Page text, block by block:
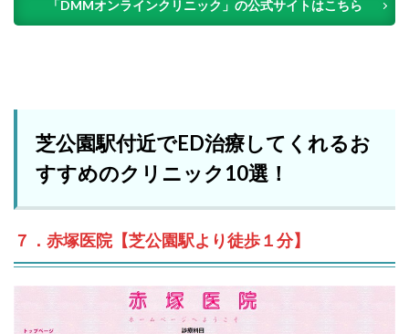
「DMMオンラインクリニック」の公式サイトはこちら
芝公園駅付近でED治療してくれるお
すすめのクリニック10選！
７．赤塚医院【芝公園駅より徒歩１分】